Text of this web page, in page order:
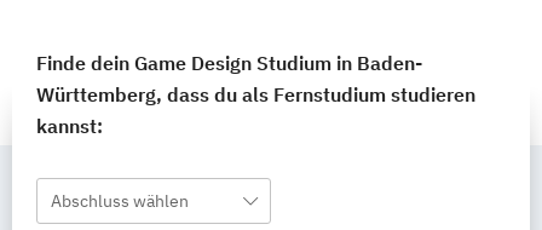
Finde dein Game Design Studium in Baden-
Württemberg, dass du als Fernstudium studieren
kannst:
Abschluss wählen